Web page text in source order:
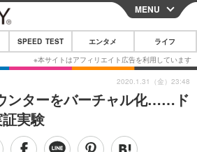
CLOSE
スマートフォン
MENU
SPEED TEST エンタメ ライフ
ンターをバーチャル化……ド
実験
2020.1.31（金）23:48